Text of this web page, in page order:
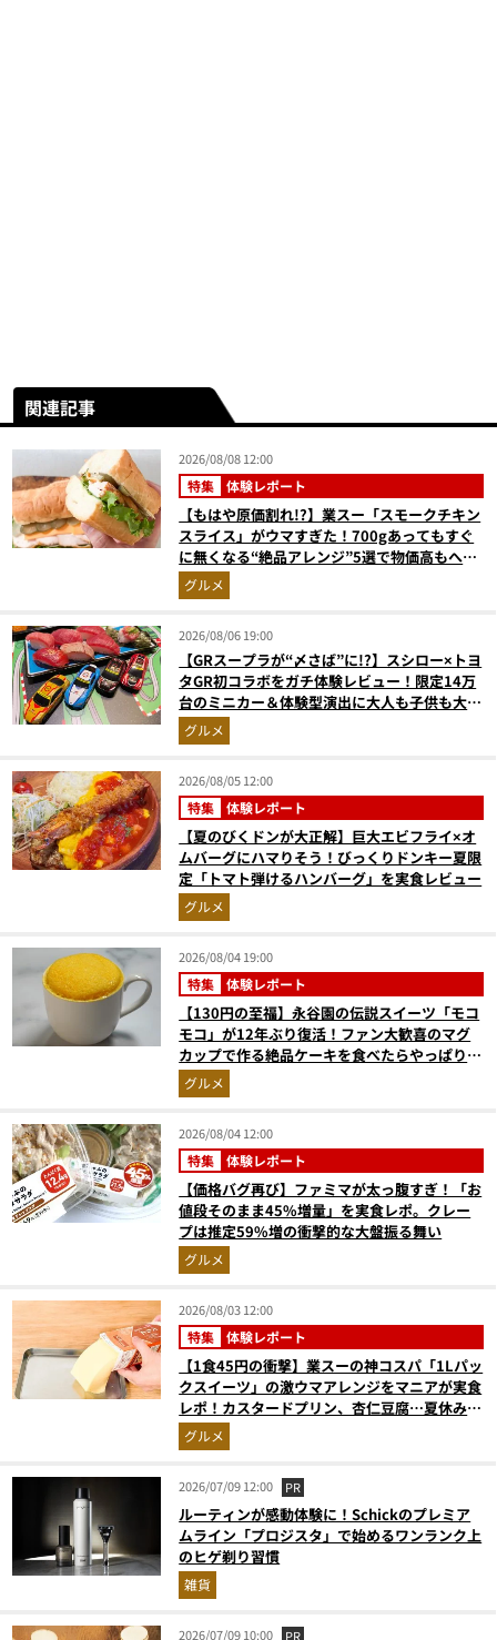
関連記事
2026/08/08 12:00
特集 体験レポート
【もはや原価割れ!?】業スー「スモークチキン
スライス」がウマすぎた！700gあってもすぐ
に無くなる“絶品アレンジ”5選で物価高もへっ
ちゃら
グルメ
2026/08/06 19:00
【GRスープラが“〆さば”に!?】スシロー×トヨ
タGR初コラボをガチ体験レビュー！限定14万
台のミニカー＆体験型演出に大人も子供も大興
奮間違いなし
グルメ
2026/08/05 12:00
特集 体験レポート
【夏のびくドンが大正解】巨大エビフライ×オ
ムバーグにハマりそう！びっくりドンキー夏限
定「トマト弾けるハンバーグ」を実食レビュー
グルメ
2026/08/04 19:00
特集 体験レポート
【130円の至福】永谷園の伝説スイーツ「モコ
モコ」が12年ぶり復活！ファン大歓喜のマグ
カップで作る絶品ケーキを食べたらやっぱり最
高にウマかった
グルメ
2026/08/04 12:00
特集 体験レポート
【価格バグ再び】ファミマが太っ腹すぎ！「お
値段そのまま45%増量」を実食レポ。クレー
プは推定59%増の衝撃的な大盤振る舞い
グルメ
2026/08/03 12:00
特集 体験レポート
【1食45円の衝撃】業スーの神コスパ「1Lパッ
クスイーツ」の激ウマアレンジをマニアが実食
レポ！カスタードプリン、杏仁豆腐…夏休みの
おやつに最強すぎた
グルメ
2026/07/09 12:00 PR
ルーティンが感動体験に！Schickのプレミア
ムライン「プロジスタ」で始めるワンランク上
のヒゲ剃り習慣
雑貨
2026/07/09 10:00 PR